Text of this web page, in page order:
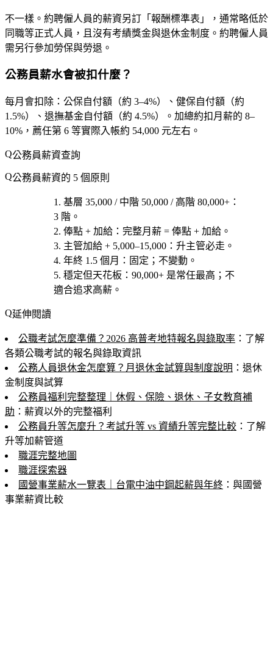
不一樣。約聘僱人員的薪資另訂「報酬標準表」，通常略低於
同職等正式人員，且沒有考績獎金與退休金制度。約聘僱人員
需另行參加勞保與勞退。
公務員薪水會被扣什麼？
每月會扣除：公保自付額（約 3–4%）、健保自付額（約
1.5%）、退撫基金自付額（約 4.5%）。加總約扣月薪的 8–
10%，薦任第 6 等實際入帳約 54,000 元左右。
公務員薪資查詢
公務員薪資的 5 個原則
基層 35,000 / 中階 50,000 / 高階 80,000+ ：
3 階。
俸點 + 加給 ：完整月薪 = 俸點 + 加給。
主管加給 + 5,000–15,000 ：升主管必走。
年終 1.5 個月 ：固定；不變動。
穩定但天花板 ：90,000+ 是常任最高；不
適合追求高薪。
延伸閱讀
公職考試怎麼準備？2026 高普考地特報名與錄取率 ：了解
各類公職考試的報名與錄取資訊
公務人員退休金怎麼算？月退休金試算與制度說明 ：退休
金制度與試算
公務員福利完整整理｜休假、保險、退休、子女教育補
助 ：薪資以外的完整福利
公務員升等怎麼升？考試升等 vs 資績升等完整比較 ：了解
升等加薪管道
職涯完整地圖
職涯探索器
國營事業薪水一覽表｜台電中油中鋼起薪與年終 ：與國營
事業薪資比較